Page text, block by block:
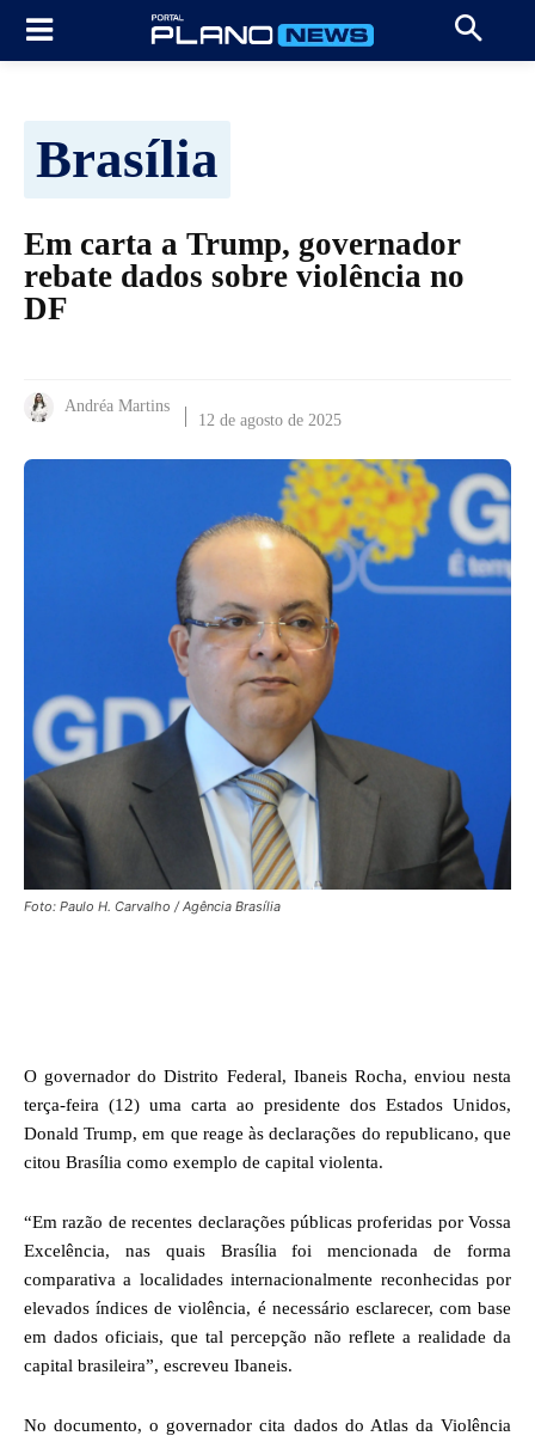
Brasília
Em carta a Trump, governador
rebate dados sobre violência no
DF
Andréa Martins
12 de agosto de 2025
Foto: Paulo H. Carvalho / Agência Brasília
O governador do Distrito Federal, Ibaneis Rocha, enviou nesta
terça-feira (12) uma carta ao presidente dos Estados Unidos,
Donald Trump, em que reage às declarações do republicano, que
citou Brasília como exemplo de capital violenta.
“Em razão de recentes declarações públicas proferidas por Vossa
Excelência, nas quais Brasília foi mencionada de forma
comparativa a localidades internacionalmente reconhecidas por
elevados índices de violência, é necessário esclarecer, com base
em dados oficiais, que tal percepção não reflete a realidade da
capital brasileira”, escreveu Ibaneis.
No documento, o governador cita dados do Atlas da Violência